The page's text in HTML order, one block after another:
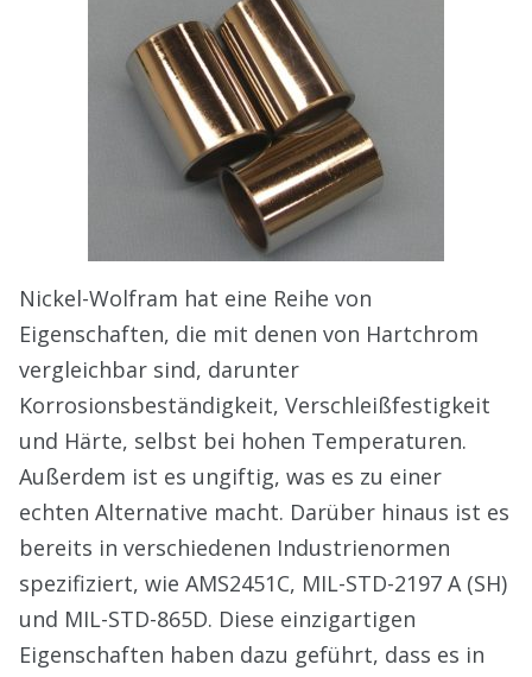
Nickel-Wolfram hat eine Reihe von
Eigenschaften, die mit denen von Hartchrom
vergleichbar sind, darunter
Korrosionsbeständigkeit, Verschleißfestigkeit
und Härte, selbst bei hohen Temperaturen.
Außerdem ist es ungiftig, was es zu einer
echten Alternative macht. Darüber hinaus ist es
bereits in verschiedenen Industrienormen
spezifiziert, wie AMS2451C, MIL-STD-2197 A (SH)
und MIL-STD-865D. Diese einzigartigen
Eigenschaften haben dazu geführt, dass es in